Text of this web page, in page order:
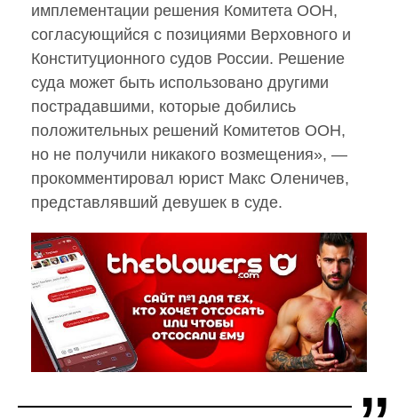
имплементации решения Комитета ООН,
согласующийся с позициями Верховного и
Конституционного судов России. Решение
суда может быть использовано другими
пострадавшими, которые добились
положительных решений Комитетов ООН,
но не получили никакого возмещения», —
прокомментировал юрист Макс Оленичев,
представлявший девушек в суде.